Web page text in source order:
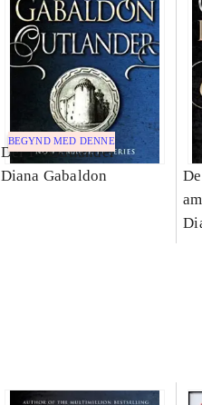
BEGYND MED DENNE
Del 1 -Outlander
Diana Gabaldon